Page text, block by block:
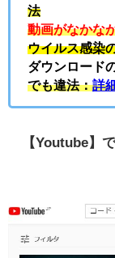
法
動画がなかな
ウイルス感染
ダウンロード
でも違法：詳
【Youtube】